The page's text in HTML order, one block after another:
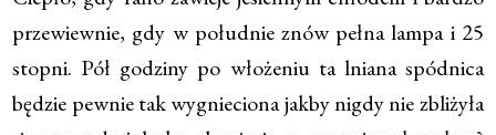
przewiewnie, gdy w południe znów pełna lampa i 25
stopni. Pół godziny po włożeniu ta lniana spódnica
będzie pewnie tak wygnieciona jakby nigdy nie zbliżyła